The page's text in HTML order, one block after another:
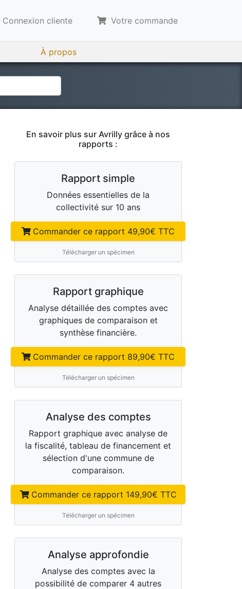
Connexion cliente Votre commande
À propos
En savoir plus sur Avrilly grâce à nos
rapports :
Rapport simple
Données essentielles de la
collectivité sur 10 ans
Commander ce rapport 49,90€ TTC
Télécharger un spécimen
Rapport graphique
Analyse détaillée des comptes avec
graphiques de comparaison et
synthèse financière.
Commander ce rapport 89,90€ TTC
Télécharger un spécimen
Analyse des comptes
Rapport graphique avec analyse de
la fiscalité, tableau de financement et
sélection d'une commune de
comparaison.
Commander ce rapport 149,90€ TTC
Télécharger un spécimen
Analyse approfondie
Analyse des comptes avec la
possibilité de comparer 4 autres